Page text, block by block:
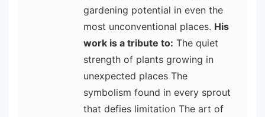
gardening potential in even the
most unconventional places. His
work is a tribute to: The quiet
strength of plants growing in
unexpected places The
symbolism found in every sprout
that defies limitation The art of